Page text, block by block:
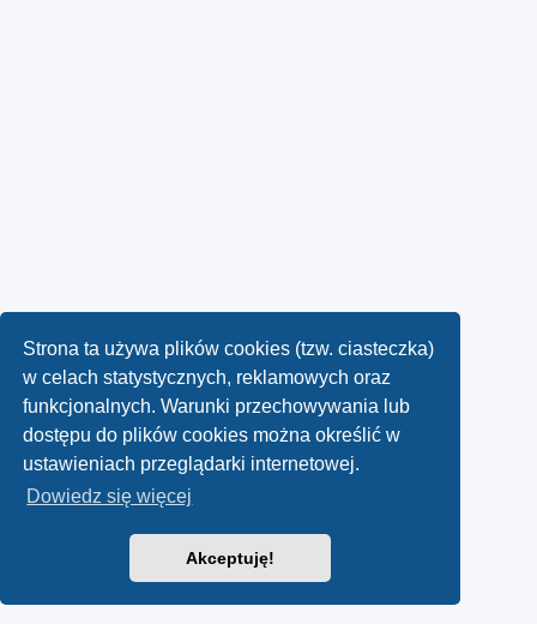
Strona ta używa plików cookies (tzw. ciasteczka)
w celach statystycznych, reklamowych oraz
funkcjonalnych. Warunki przechowywania lub
dostępu do plików cookies można określić w
ustawieniach przeglądarki internetowej.
Dowiedz się więcej
Akceptuję!